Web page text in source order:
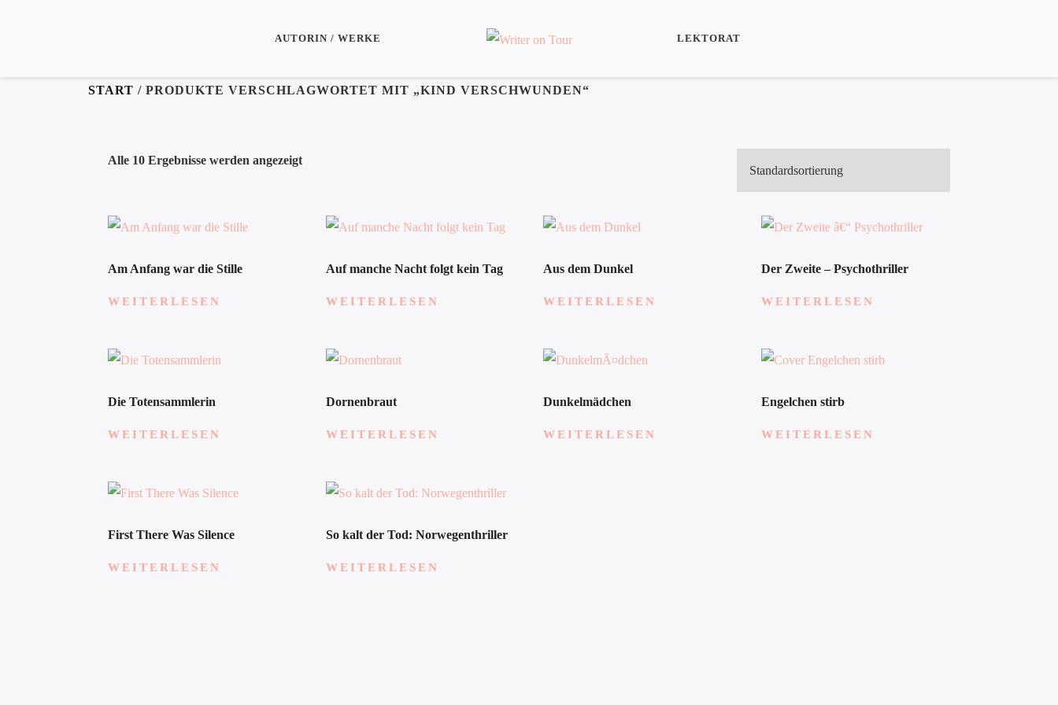
AUTORIN / WERKE LEKTORAT
START / PRODUKTE VERSCHLAGWORTET MIT „KIND VERSCHWUNDEN“
Alle 10 Ergebnisse werden angezeigt
Am Anfang war die Stille
WEITERLESEN
Auf manche Nacht folgt kein Tag
WEITERLESEN
Aus dem Dunkel
WEITERLESEN
Der Zweite – Psychothriller
WEITERLESEN
Die Totensammlerin
WEITERLESEN
Dornenbraut
WEITERLESEN
Dunkelmädchen
WEITERLESEN
Engelchen stirb
WEITERLESEN
First There Was Silence
WEITERLESEN
So kalt der Tod: Norwegenthriller
WEITERLESEN